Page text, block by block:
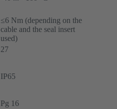
≤6 Nm (depending on the
cable and the seal insert
used)
27
IP65
Pg 16